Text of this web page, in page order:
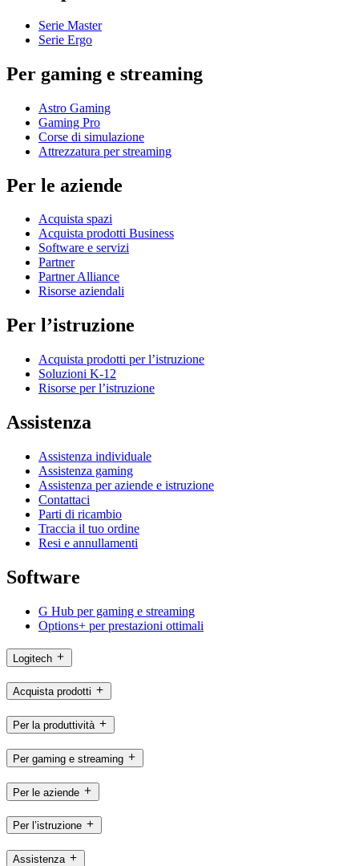
Serie Master
Serie Ergo
Per gaming e streaming
Astro Gaming
Gaming Pro
Corse di simulazione
Attrezzatura per streaming
Per le aziende
Acquista spazi
Acquista prodotti Business
Software e servizi
Partner
Partner Alliance
Risorse aziendali
Per l’istruzione
Acquista prodotti per l’istruzione
Soluzioni K-12
Risorse per l’istruzione
Assistenza
Assistenza individuale
Assistenza gaming
Assistenza per aziende e istruzione
Contattaci
Parti di ricambio
Traccia il tuo ordine
Resi e annullamenti
Software
G Hub per gaming e streaming
Options+ per prestazioni ottimali
Logitech
Acquista prodotti
Per la produttività
Per gaming e streaming
Per le aziende
Per l’istruzione
Assistenza